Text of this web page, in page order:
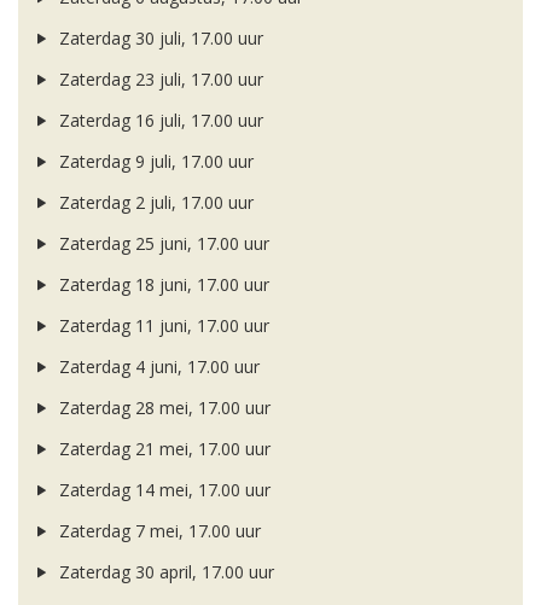
Zaterdag 30 juli, 17.00 uur
Zaterdag 23 juli, 17.00 uur
Zaterdag 16 juli, 17.00 uur
Zaterdag 9 juli, 17.00 uur
Zaterdag 2 juli, 17.00 uur
Zaterdag 25 juni, 17.00 uur
Zaterdag 18 juni, 17.00 uur
Zaterdag 11 juni, 17.00 uur
Zaterdag 4 juni, 17.00 uur
Zaterdag 28 mei, 17.00 uur
Zaterdag 21 mei, 17.00 uur
Zaterdag 14 mei, 17.00 uur
Zaterdag 7 mei, 17.00 uur
Zaterdag 30 april, 17.00 uur